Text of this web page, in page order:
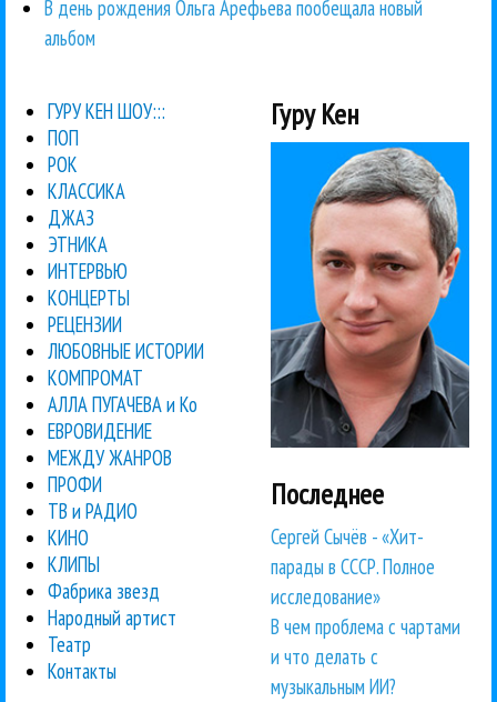
В день рождения Ольга Арефьева пообещала новый
альбом
ГУРУ КЕН ШОУ:::
ПОП
РОК
КЛАССИКА
ДЖАЗ
ЭТНИКА
ИНТЕРВЬЮ
КОНЦЕРТЫ
РЕЦЕНЗИИ
ЛЮБОВНЫЕ ИСТОРИИ
КОМПРОМАТ
АЛЛА ПУГАЧЕВА и Ко
ЕВРОВИДЕНИЕ
МЕЖДУ ЖАНРОВ
ПРОФИ
ТВ и РАДИО
КИНО
КЛИПЫ
Фабрика звезд
Народный артист
Театр
Контакты
Гуру Кен
Последнее
Сергей Сычёв - «Хит-
парады в СССР. Полное
исследование»
В чем проблема с чартами
и что делать с
музыкальным ИИ?